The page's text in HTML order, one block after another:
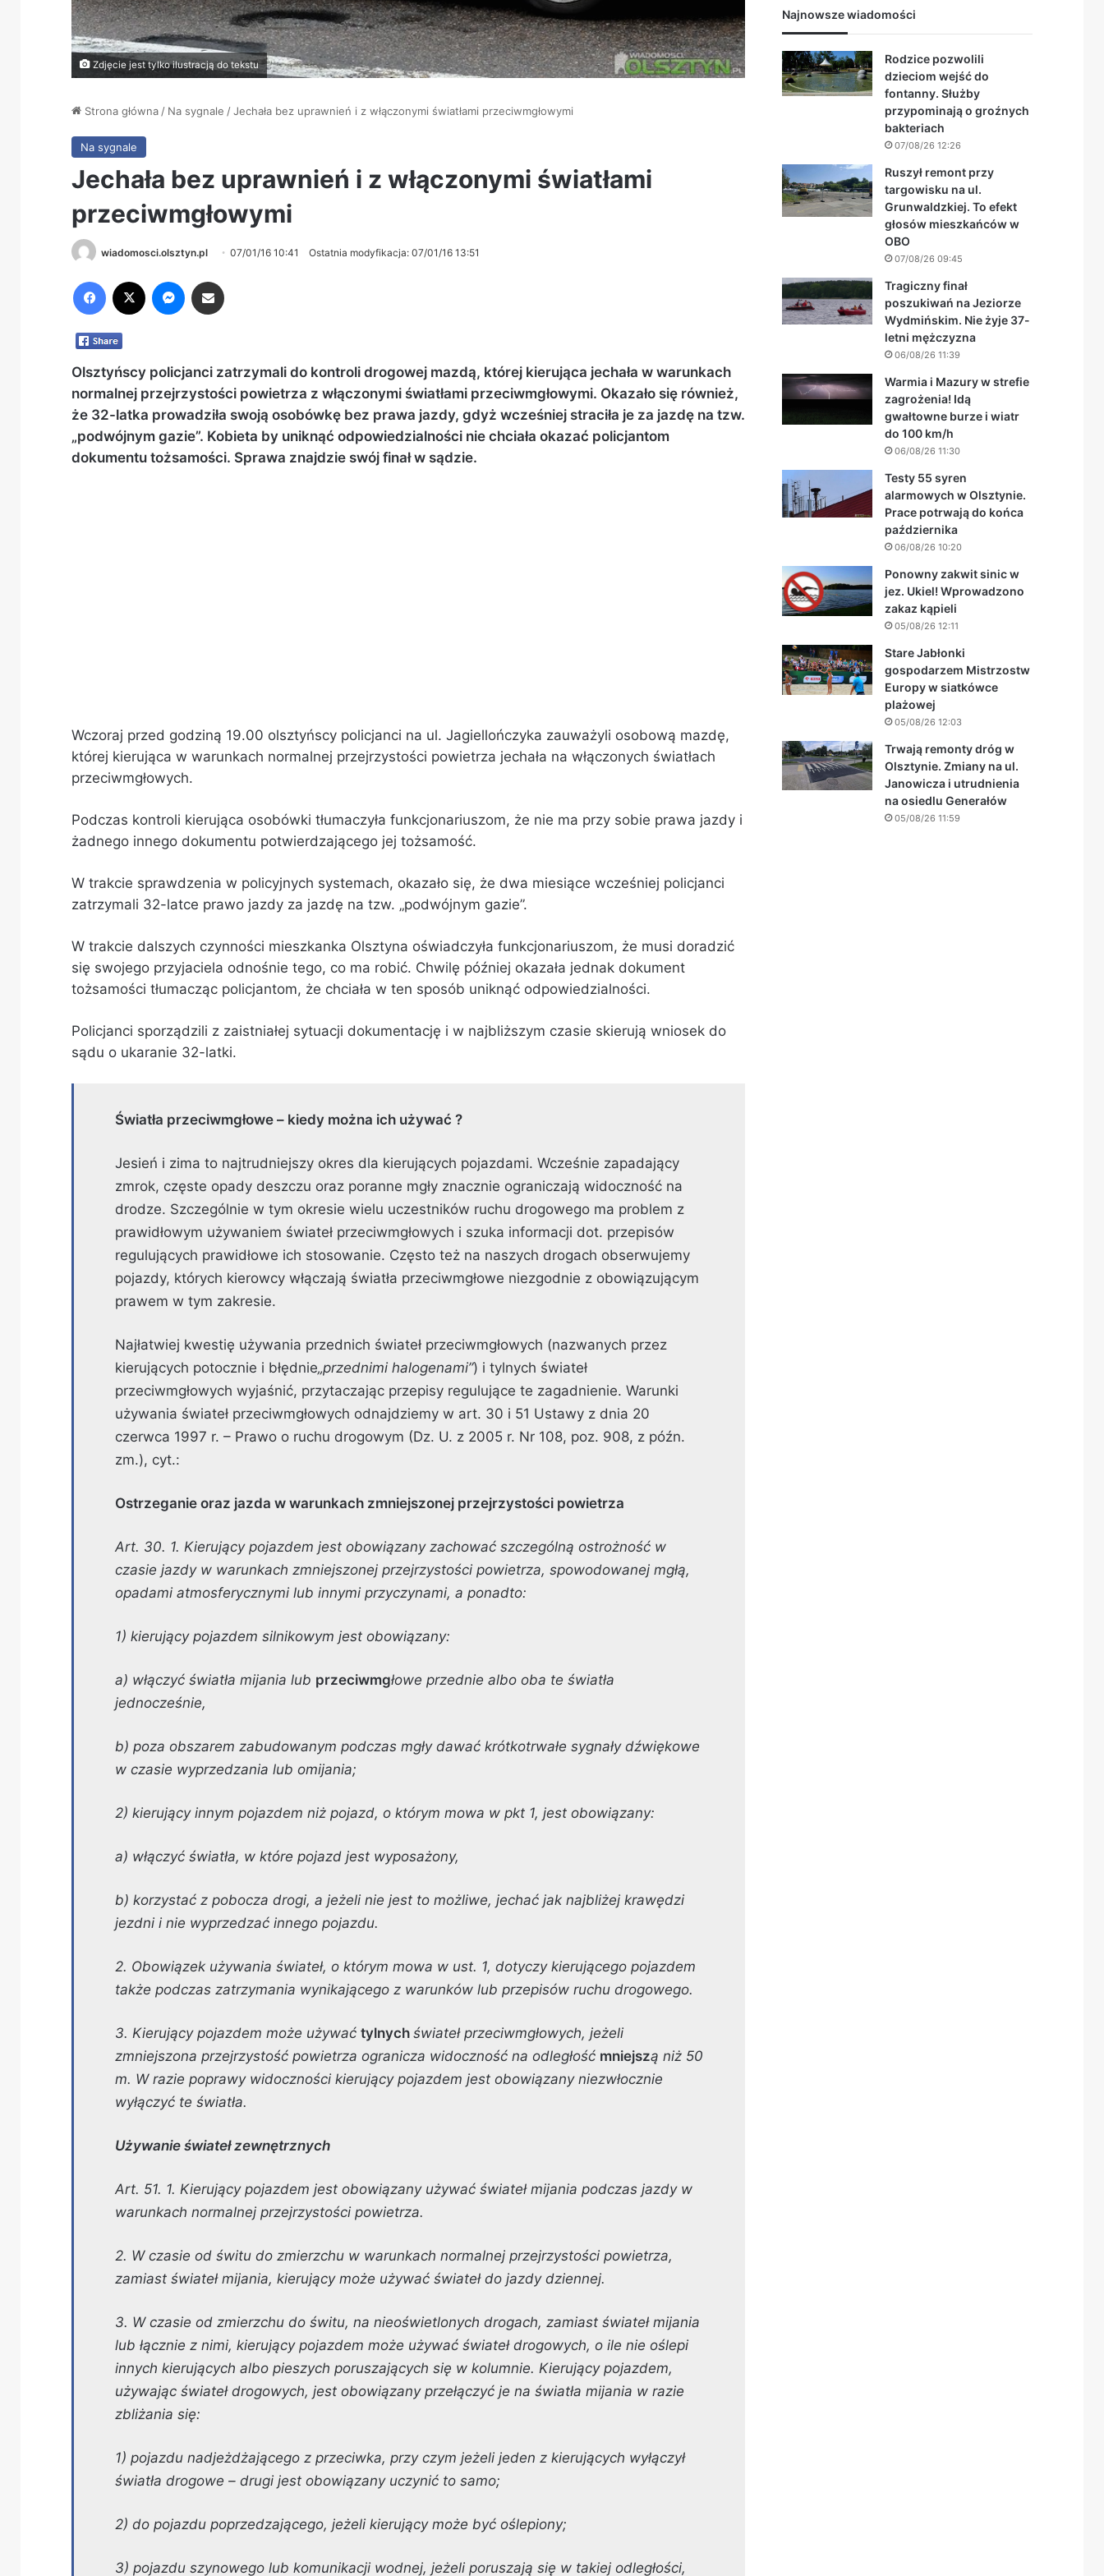
Zdjęcie jest tylko ilustracją do tekstu
Strona główna / Na sygnale /Jechała bez uprawnień i z włączonymi światłami przeciwmgłowymi
Na sygnale
Jechała bez uprawnień i z włączonymi światłami
przeciwmgłowymi
wiadomosci.olsztyn.pl 07/01/16 10:41 Ostatnia modyfikacja: 07/01/16 13:51
Olsztyńscy policjanci zatrzymali do kontroli drogowej mazdą, której kierująca jechała w warunkach
normalnej przejrzystości powietrza z włączonymi światłami przeciwmgłowymi. Okazało się również,
że 32-latka prowadziła swoją osobówkę bez prawa jazdy, gdyż wcześniej straciła je za jazdę na tzw.
„podwójnym gazie”. Kobieta by uniknąć odpowiedzialności nie chciała okazać policjantom
dokumentu tożsamości. Sprawa znajdzie swój finał w sądzie.
Wczoraj przed godziną 19.00 olsztyńscy policjanci na ul. Jagiellończyka zauważyli osobową mazdę,
której kierująca w warunkach normalnej przejrzystości powietrza jechała na włączonych światłach
przeciwmgłowych.
Podczas kontroli kierująca osobówki tłumaczyła funkcjonariuszom, że nie ma przy sobie prawa jazdy i
żadnego innego dokumentu potwierdzającego jej tożsamość.
W trakcie sprawdzenia w policyjnych systemach, okazało się, że dwa miesiące wcześniej policjanci
zatrzymali 32-latce prawo jazdy za jazdę na tzw. „podwójnym gazie”.
W trakcie dalszych czynności mieszkanka Olsztyna oświadczyła funkcjonariuszom, że musi doradzić
się swojego przyjaciela odnośnie tego, co ma robić. Chwilę później okazała jednak dokument
tożsamości tłumacząc policjantom, że chciała w ten sposób uniknąć odpowiedzialności.
Policjanci sporządzili z zaistniałej sytuacji dokumentację i w najbliższym czasie skierują wniosek do
sądu o ukaranie 32-latki.
Światła przeciwmgłowe – kiedy można ich używać ?
Jesień i zima to najtrudniejszy okres dla kierujących pojazdami. Wcześnie zapadający
zmrok, częste opady deszczu oraz poranne mgły znacznie ograniczają widoczność na
drodze. Szczególnie w tym okresie wielu uczestników ruchu drogowego ma problem z
prawidłowym używaniem świateł przeciwmgłowych i szuka informacji dot. przepisów
regulujących prawidłowe ich stosowanie. Często też na naszych drogach obserwujemy
pojazdy, których kierowcy włączają światła przeciwmgłowe niezgodnie z obowiązującym
prawem w tym zakresie.
Najłatwiej kwestię używania przednich świateł przeciwmgłowych (nazwanych przez
kierujących potocznie i błędnie„przednimi halogenami”) i tylnych świateł
przeciwmgłowych wyjaśnić, przytaczając przepisy regulujące te zagadnienie. Warunki
używania świateł przeciwmgłowych odnajdziemy w art. 30 i 51 Ustawy z dnia 20
czerwca 1997 r. – Prawo o ruchu drogowym (Dz. U. z 2005 r. Nr 108, poz. 908, z późn.
zm.), cyt.:
Ostrzeganie oraz jazda w warunkach zmniejszonej przejrzystości powietrza
Art. 30. 1. Kierujący pojazdem jest obowiązany zachować szczególną ostrożność w
czasie jazdy w warunkach zmniejszonej przejrzystości powietrza, spowodowanej mgłą,
opadami atmosferycznymi lub innymi przyczynami, a ponadto:
1) kierujący pojazdem silnikowym jest obowiązany:
a) włączyć światła mijania lub przeciwmgłowe przednie albo oba te światła
jednocześnie,
b) poza obszarem zabudowanym podczas mgły dawać krótkotrwałe sygnały dźwiękowe
w czasie wyprzedzania lub omijania;
2) kierujący innym pojazdem niż pojazd, o którym mowa w pkt 1, jest obowiązany:
a) włączyć światła, w które pojazd jest wyposażony,
b) korzystać z pobocza drogi, a jeżeli nie jest to możliwe, jechać jak najbliżej krawędzi
jezdni i nie wyprzedzać innego pojazdu.
2. Obowiązek używania świateł, o którym mowa w ust. 1, dotyczy kierującego pojazdem
także podczas zatrzymania wynikającego z warunków lub przepisów ruchu drogowego.
3. Kierujący pojazdem może używać tylnych świateł przeciwmgłowych, jeżeli
zmniejszona przejrzystość powietrza ogranicza widoczność na odległość mniejszą niż 50
m. W razie poprawy widoczności kierujący pojazdem jest obowiązany niezwłocznie
wyłączyć te światła.
Używanie świateł zewnętrznych
Art. 51. 1. Kierujący pojazdem jest obowiązany używać świateł mijania podczas jazdy w
warunkach normalnej przejrzystości powietrza.
2. W czasie od świtu do zmierzchu w warunkach normalnej przejrzystości powietrza,
zamiast świateł mijania, kierujący może używać świateł do jazdy dziennej.
3. W czasie od zmierzchu do świtu, na nieoświetlonych drogach, zamiast świateł mijania
lub łącznie z nimi, kierujący pojazdem może używać świateł drogowych, o ile nie oślepi
innych kierujących albo pieszych poruszających się w kolumnie. Kierujący pojazdem,
używając świateł drogowych, jest obowiązany przełączyć je na światła mijania w razie
zbliżania się:
1) pojazdu nadjeżdżającego z przeciwka, przy czym jeżeli jeden z kierujących wyłączył
światła drogowe – drugi jest obowiązany uczynić to samo;
2) do pojazdu poprzedzającego, jeżeli kierujący może być oślepiony;
3) pojazdu szynowego lub komunikacji wodnej, jeżeli poruszają się w takiej odległości,
Najnowsze wiadomości
Rodzice pozwolili
dzieciom wejść do
fontanny. Służby
przypominają o groźnych
bakteriach
07/08/26 12:26
Ruszył remont przy
targowisku na ul.
Grunwaldzkiej. To efekt
głosów mieszkańców w
OBO
07/08/26 09:45
Tragiczny finał
poszukiwań na Jeziorze
Wydmińskim. Nie żyje 37-
letni mężczyzna
06/08/26 11:39
Warmia i Mazury w strefie
zagrożenia! Idą
gwałtowne burze i wiatr
do 100 km/h
06/08/26 11:30
Testy 55 syren
alarmowych w Olsztynie.
Prace potrwają do końca
października
06/08/26 10:20
Ponowny zakwit sinic w
jez. Ukiel! Wprowadzono
zakaz kąpieli
05/08/26 12:11
Stare Jabłonki
gospodarzem Mistrzostw
Europy w siatkówce
plażowej
05/08/26 12:03
Trwają remonty dróg w
Olsztynie. Zmiany na ul.
Janowicza i utrudnienia
na osiedlu Generałów
05/08/26 11:59